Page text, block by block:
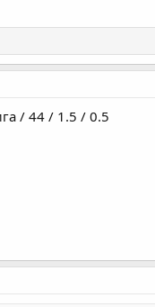
/ 44 / 1.5 / 0.5